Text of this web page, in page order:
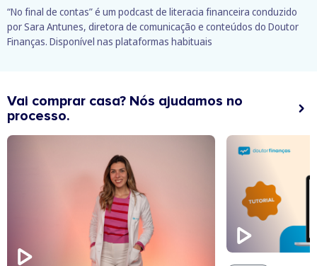
“No final de contas” é um podcast de literacia financeira conduzido
por Sara Antunes, diretora de comunicação e conteúdos do Doutor
Finanças. Disponível nas plataformas habituais
Vai comprar casa? Nós ajudamos no
processo.